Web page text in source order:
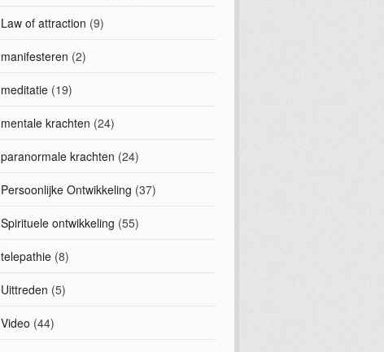
Law of attraction (9)
manifesteren (2)
meditatie(19)
mentale krachten (24)
paranormale krachten (24)
Persoonlijke Ontwikkeling (37)
Spirituele ontwikkeling (55)
telepathie(8)
Uittreden (5)
Video (44)